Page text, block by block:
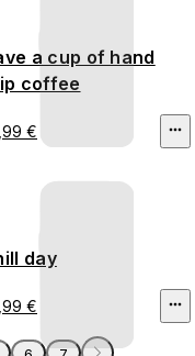
a cup of hand
coffee
€
day
€